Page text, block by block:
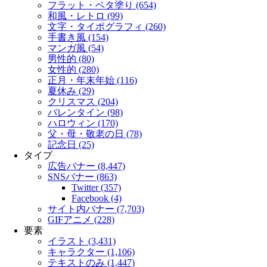
フラット・ベタ塗り (654)
和風・レトロ (99)
文字・タイポグラフィ (260)
手書き風 (154)
マンガ風 (54)
男性的 (80)
女性的 (280)
正月・年末年始 (116)
夏休み (29)
クリスマス (204)
バレンタイン (98)
ハロウィン (170)
父・母・敬老の日 (78)
記念日 (25)
タイプ
広告バナー (8,447)
SNSバナー (863)
Twitter (357)
Facebook (4)
サイト内バナー (7,703)
GIFアニメ (228)
要素
イラスト (3,431)
キャラクター (1,106)
テキストのみ (1,447)